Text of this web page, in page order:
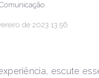
de 2023 13:56
escute